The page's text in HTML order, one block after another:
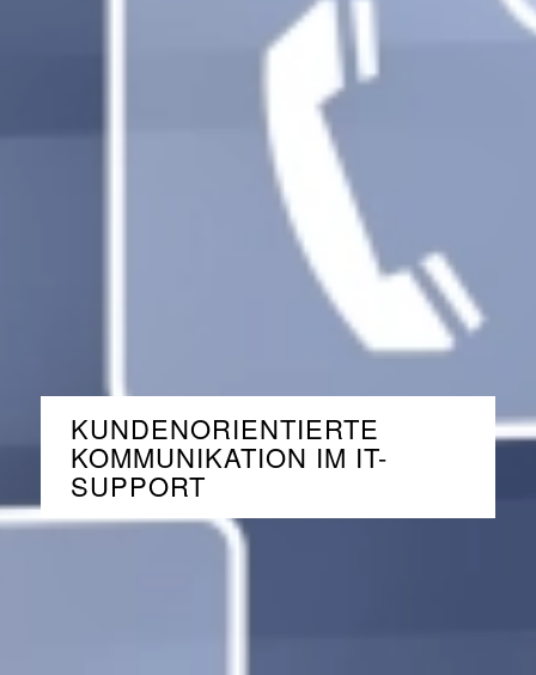
KUNDENORIENTIERTE
KOMMUNIKATION IM IT-
SUPPORT